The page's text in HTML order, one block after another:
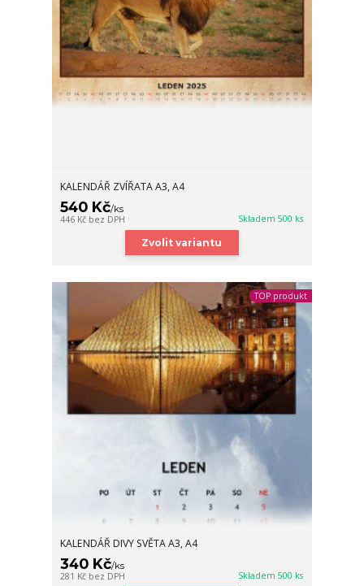
KALENDÁŘ ZVÍŘATA A3, A4
540 Kč/ks
446 Kč bez DPH Skladem 500 ks
Zvolit variantu
TOP produkt
KALENDÁŘ DIVY SVĚTA A3, A4
340 Kč/ks
281 Kč bez DPH Skladem 500 ks